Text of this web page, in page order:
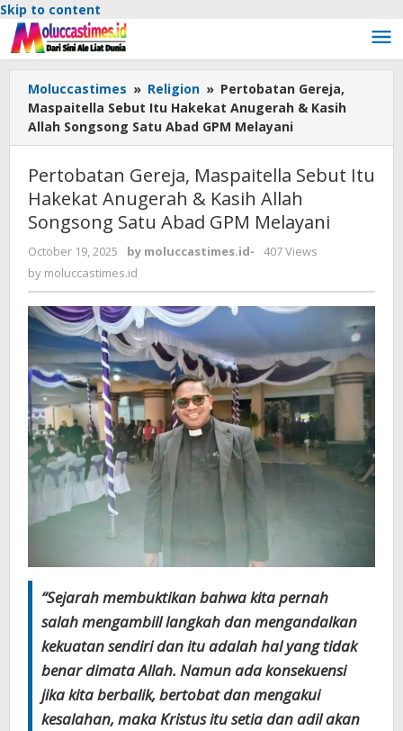
Skip to content
Moluccastimes » Religion » Pertobatan Gereja,
Maspaitella Sebut Itu Hakekat Anugerah & Kasih
Allah Songsong Satu Abad GPM Melayani
Pertobatan Gereja, Maspaitella Sebut Itu
Hakekat Anugerah & Kasih Allah
Songsong Satu Abad GPM Melayani
October 19, 2025 by moluccastimes.id-
407 Views
by moluccastimes.id
“Sejarah membuktikan bahwa kita pernah
salah mengambill langkah dan mengandalkan
kekuatan sendiri dan itu adalah hal yang tidak
benar dimata Allah. Namun ada konsekuensi
jika kita berbalik, bertobat dan mengakui
kesalahan, maka Kristus itu setia dan adil akan